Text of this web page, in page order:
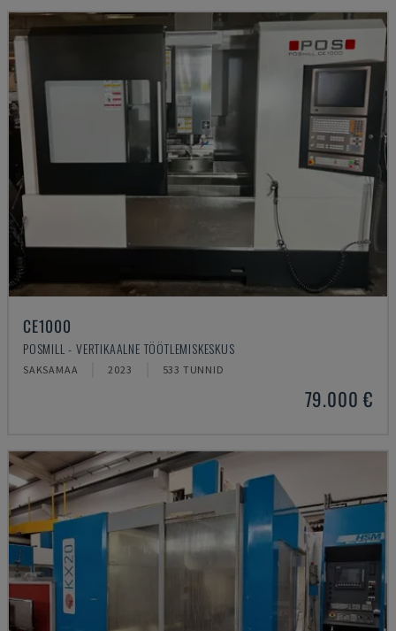
CE1000
POSMILL - VERTIKAALNE TÖÖTLEMISKESKUS
SAKSAMAA 2023 533 TUNNID
79.000 €